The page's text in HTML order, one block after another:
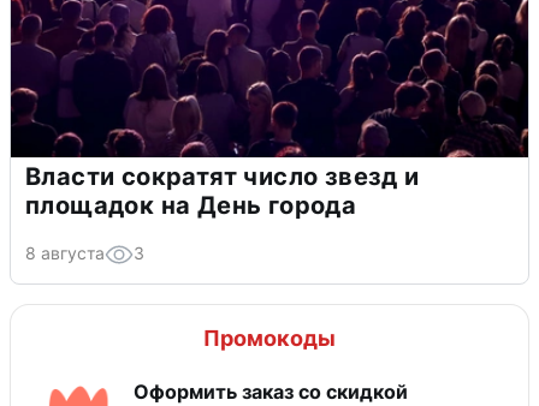
Власти сократят число звезд и
площадок на День города
8 августа 3
Промокоды
Оформить заказ со скидкой